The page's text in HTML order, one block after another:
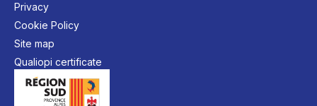
Privacy
Cookie Policy
Site map
Qualiopi certificate